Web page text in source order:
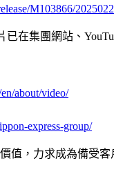
M103866/
在集團網站、
about/video/
express-group/
值，力求成為備受客